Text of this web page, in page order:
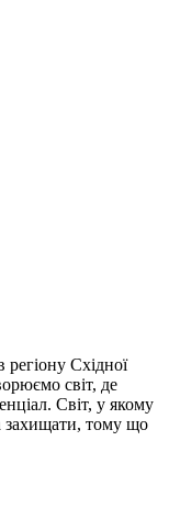
регіону Східної
світ, де
Світ, у якому
захищати, тому що